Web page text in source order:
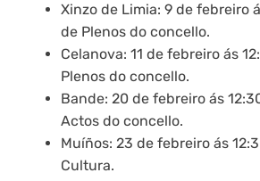
Xinzo de Limia: 9 de febreiro
de Plenos do concello.
Celanova: 11 de febreiro ás
Plenos do concello.
Bande: 20 de febreiro ás
Actos do concello.
Muíños: 23 de febreiro ás
Cultura.